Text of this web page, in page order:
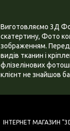
Виготовляємо 3Д
скатертину, Фото
зображенням. Перед
видів тканин і
флізелінових
клієнт не знайшов